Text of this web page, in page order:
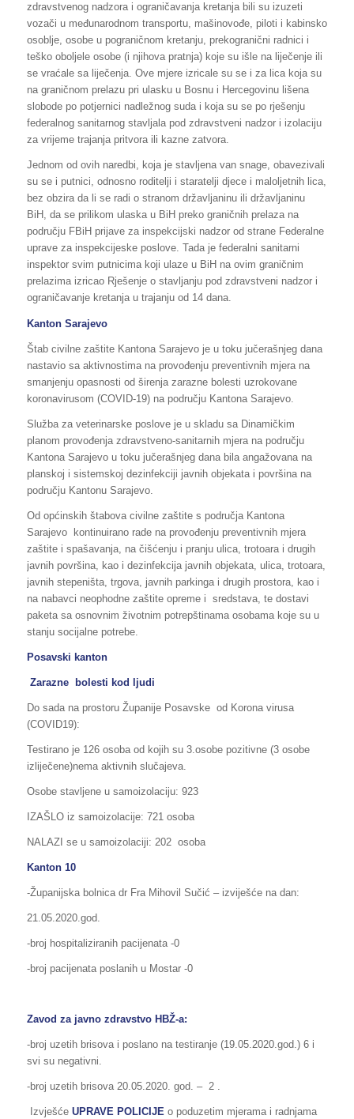
zdravstvenog nadzora i ograničavanja kretanja bili su izuzeti
vozači u međunarodnom transportu, mašinovođe, piloti i kabinsko
osoblje, osobe u pograničnom kretanju, prekogranični radnici i
teško oboljele osobe (i njihova pratnja) koje su išle na liječenje ili
se vraćale sa liječenja. Ove mjere izricale su se i za lica koja su
na graničnom prelazu pri ulasku u Bosnu i Hercegovinu lišena
slobode po potjernici nadležnog suda i koja su se po rješenju
federalnog sanitarnog stavljala pod zdravstveni nadzor i izolaciju
za vrijeme trajanja pritvora ili kazne zatvora.
Jednom od ovih naredbi, koja je stavljena van snage, obavezivali
su se i putnici, odnosno roditelji i staratelji djece i maloljetnih lica,
bez obzira da li se radi o stranom državljaninu ili državljaninu
BiH, da se prilikom ulaska u BiH preko graničnih prelaza na
području FBiH prijave za inspekcijski nadzor od strane Federalne
uprave za inspekcijeske poslove. Tada je federalni sanitarni
inspektor svim putnicima koji ulaze u BiH na ovim graničnim
prelazima izricao Rješenje o stavljanju pod zdravstveni nadzor i
ograničavanje kretanja u trajanju od 14 dana.
Kanton Sarajevo
Štab civilne zaštite Kantona Sarajevo je u toku jučerašnjeg dana
nastavio sa aktivnostima na provođenju preventivnih mjera na
smanjenju opasnosti od širenja zarazne bolesti uzrokovane
koronavirusom (COVID-19) na području Kantona Sarajevo.
Služba za veterinarske poslove je u skladu sa Dinamičkim
planom provođenja zdravstveno-sanitarnih mjera na području
Kantona Sarajevo u toku jučerašnjeg dana bila angažovana na
planskoj i sistemskoj dezinfekciji javnih objekata i površina na
području Kantonu Sarajevo.
Od općinskih štabova civilne zaštite s područja Kantona
Sarajevo kontinuirano rade na provođenju preventivnih mjera
zaštite i spašavanja, na čišćenju i pranju ulica, trotoara i drugih
javnih površina, kao i dezinfekcija javnih objekata, ulica, trotoara,
javnih stepeništa, trgova, javnih parkinga i drugih prostora, kao i
na nabavci neophodne zaštite opreme i sredstava, te dostavi
paketa sa osnovnim životnim potrepštinama osobama koje su u
stanju socijalne potrebe.
Posavski kanton
Zarazne bolesti kod ljudi
Do sada na prostoru Županije Posavske od Korona virusa
(COVID19):
Testirano je 126 osoba od kojih su 3.osobe pozitivne (3 osobe
izliječene)nema aktivnih slučajeva.
Osobe stavljene u samoizolaciju: 923
IZAŠLO iz samoizolacije: 721 osoba
NALAZI se u samoizolaciji: 202 osoba
Kanton 10
-Županijska bolnica dr Fra Mihovil Sučić – izviješće na dan:
21.05.2020.god.
-broj hospitaliziranih pacijenata -0
-broj pacijenata poslanih u Mostar -0
Zavod za javno zdravstvo HBŽ-a:
-broj uzetih brisova i poslano na testiranje (19.05.2020.god.) 6 i
svi su negativni.
-broj uzetih brisova 20.05.2020. god. – 2 .
Izvješće UPRAVE POLICIJEo poduzetim mjerama i radnjama